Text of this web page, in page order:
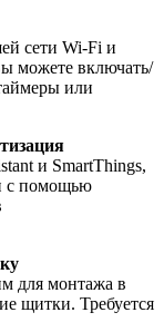
сети Wi-Fi и
можете включать/
или
и SmartThings,
с помощью
для монтажа в
щитки. Требуется